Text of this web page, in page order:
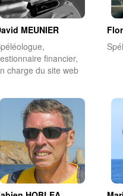
MEUNIER
financier,
charge du site web